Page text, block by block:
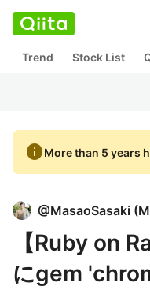
Trend Stock List
infoMore than 5 years
@MasaoSasaki (
【Ruby on
にgem